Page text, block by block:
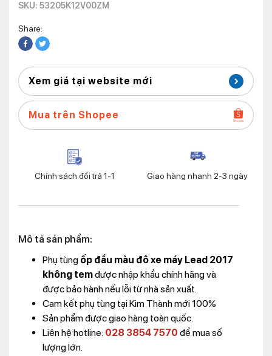
SKU: 53205K12V00ZM
Share:
Xem giá tại website mới
Mua trên Shopee
Chính sách đổi trả 1-1 Giao hàng nhanh 2-3 ngày
Mô tả sản phẩm:
Phụ tùng ốp đầu màu đô xe máy Lead 2017
không temđược nhập khẩu chính hãng và
được bảo hành nếu lỗi từ nhà sản xuất.
Cam kết phụ tùng tại Kim Thành mới 100%
Sản phẩm được giao hàng toàn quốc.
Liên hệ hotline: 028 3854 7570 để mua số
lượng lớn.